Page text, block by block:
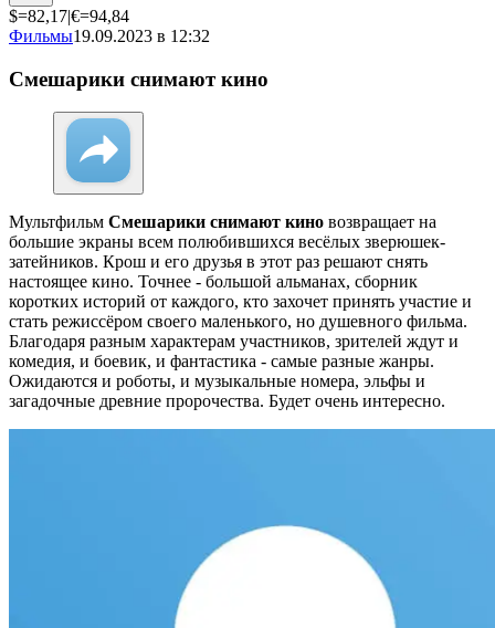
$=82,17|€=94,84
Фильмы19.09.2023 в 12:32
Смешарики снимают кино
Мультфильм Смешарики снимают кино возвращает на
большие экраны всем полюбившихся весёлых зверюшек-
затейников. Крош и его друзья в этот раз решают снять
настоящее кино. Точнее - большой альманах, сборник
коротких историй от каждого, кто захочет принять участие и
стать режиссёром своего маленького, но душевного фильма.
Благодаря разным характерам участников, зрителей ждут и
комедия, и боевик, и фантастика - самые разные жанры.
Ожидаются и роботы, и музыкальные номера, эльфы и
загадочные древние пророчества. Будет очень интересно.